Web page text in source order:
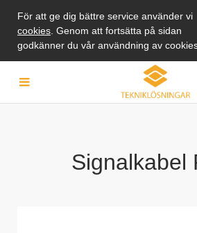
För att ge dig bättre service använder vi
cookies . Genom att fortsätta på sidan
godkänner du vår användning av
Signalkabel